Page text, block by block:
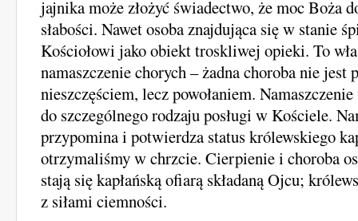
jajnika może złożyć świadectwo, że moc Boża
słabości. Nawet osoba znajdująca się w stanie
Kościołowi jako obiekt troskliwej opieki. To
namaszczenie chorych – żadna choroba nie jest
nieszczęściem, lecz powołaniem.
do szczególnego rodzaju posługi w Kościele.
przypomina i potwierdza status królewskiego
otrzymaliśmy w chrzcie. Cierpienie i choroba
stają się kapłańską ofiarą składaną Ojcu;
z siłami ciemności.